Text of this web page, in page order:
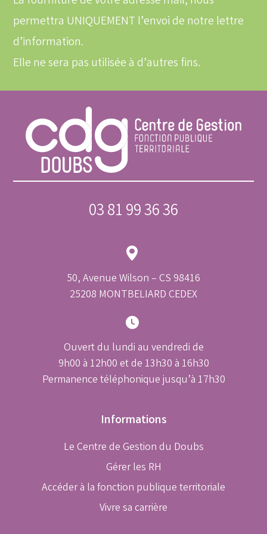
permettra UNIQUEMENT l’envoi de notre lettre
d’information.
Elle ne sera pas utilisée à d’autres fins.
03 81 99 36 36
50, Avenue Wilson – CS 98416
25208 MONTBELIARD CEDEX
Ouvert du lundi au vendredi de
9h00 à 12h00 et de 13h30 à 16h30
Permanence téléphonique jusqu’à 17h30
Informations
Le Centre de Gestion du Doubs
Gérer les RH
Accéder à la fonction publique territoriale
Vivre sa carrière